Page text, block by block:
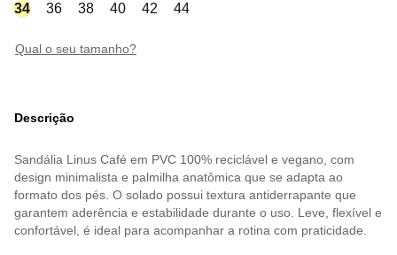
34
36 38 40 42 44
qual o seu tamanho?
Descrição
Sandália Linus Café em PVC 100% reciclável e vegano, com
design minimalista e palmilha anatômica que se adapta ao
formato dos pés. O solado possui textura antiderrapante que
garantem aderência e estabilidade durante o uso. Leve, flexível e
confortável, é ideal para acompanhar a rotina com praticidade.